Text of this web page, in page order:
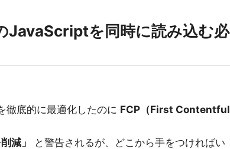
JavaScriptを同時に読み込む必
徹底的に最適化したのに FCP（First Contentful
減」
と警告されるが、どこから手をつければい